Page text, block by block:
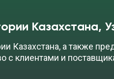
Казахстана,
Казахстана, а также
с клиентами и